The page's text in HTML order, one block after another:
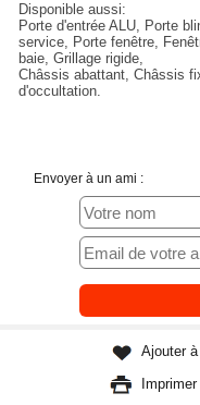
Disponible aussi:
Porte d'entrée ALU, Porte
service, Porte fenêtre,
baie, Grillage rigide,
Châssis abattant, Châssis
d'occultation.
Envoyer à un ami :
Ajouter